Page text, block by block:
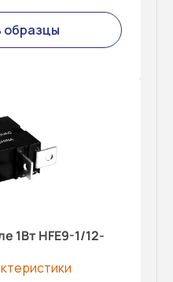
образцы
1Вт HFE9-1/12-